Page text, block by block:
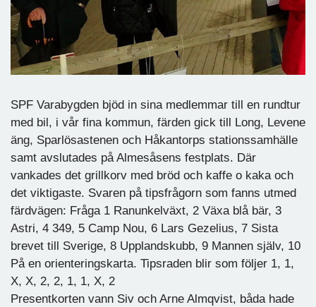
SPF Varabygden bjöd in sina medlemmar till en rundtur
med bil, i vår fina kommun, färden gick till Long, Levene
äng, Sparlösastenen och Håkantorps stationssamhälle
samt avslutades på Almesåsens festplats. Där
vankades det grillkorv med bröd och kaffe o kaka och
det viktigaste. Svaren på tipsfrågorn som fanns utmed
färdvägen: Fråga 1 Ranunkelväxt, 2 Växa blå bär, 3
Astri, 4 349, 5 Camp Nou, 6 Lars Gezelius, 7 Sista
brevet till Sverige, 8 Upplandskubb, 9 Mannen själv, 10
På en orienteringskarta. Tipsraden blir som följer 1, 1,
X, X, 2, 2, 1, 1, X, 2
Presentkorten vann Siv och Arne Almqvist, båda hade